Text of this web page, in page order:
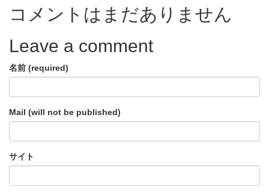
コメントはまだありません
Leave a comment
名前 (required)
Mail (will not be published)
サイト